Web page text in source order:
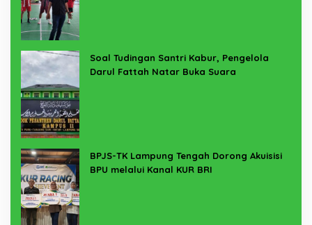
Soal Tudingan Santri Kabur, Pengelola
Darul Fattah Natar Buka Suara
BPJS-TK Lampung Tengah Dorong Akuisisi
BPU melalui Kanal KUR BRI